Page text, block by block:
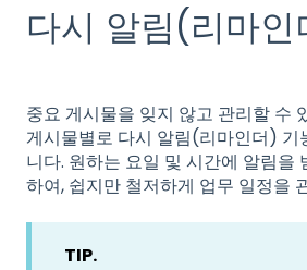
다시 알림(리마인
중요 게시물을 잊지 않고 관리할 수
게시물별로 다시 알림(리마인더) 기
니다. 원하는 요일 및 시간에 알림을
하여, 쉽지만 철저하게 업무 일정을
TIP.